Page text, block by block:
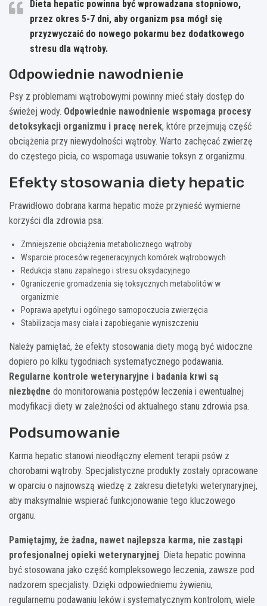
Dieta hepatic powinna być wprowadzana stopniowo,
przez okres 5-7 dni, aby organizm psa mógł się
przyzwyczaić do nowego pokarmu bez dodatkowego
stresu dla wątroby.
Odpowiednie nawodnienie
Psy z problemami wątrobowymi powinny mieć stały dostęp do
świeżej wody. Odpowiednie nawodnienie wspomaga procesy
detoksykacji organizmu i pracę nerek, które przejmują część
obciążenia przy niewydolności wątroby. Warto zachęcać zwierzę
do częstego picia, co wspomaga usuwanie toksyn z organizmu.
Efekty stosowania diety hepatic
Prawidłowo dobrana karma hepatic może przynieść wymierne
korzyści dla zdrowia psa:
Zmniejszenie obciążenia metabolicznego wątroby
Wsparcie procesów regeneracyjnych komórek wątrobowych
Redukcja stanu zapalnego i stresu oksydacyjnego
Ograniczenie gromadzenia się toksycznych metabolitów w
organizmie
Poprawa apetytu i ogólnego samopoczucia zwierzęcia
Stabilizacja masy ciała i zapobieganie wyniszczeniu
Należy pamiętać, że efekty stosowania diety mogą być widoczne
dopiero po kilku tygodniach systematycznego podawania.
Regularne kontrole weterynaryjne i badania krwi są
niezbędne do monitorowania postępów leczenia i ewentualnej
modyfikacji diety w zależności od aktualnego stanu zdrowia psa.
Podsumowanie
Karma hepatic stanowi nieodłączny element terapii psów z
chorobami wątroby. Specjalistyczne produkty zostały opracowane
w oparciu o najnowszą wiedzę z zakresu dietetyki weterynaryjnej,
aby maksymalnie wspierać funkcjonowanie tego kluczowego
organu.
Pamiętajmy, że żadna, nawet najlepsza karma, nie zastąpi
profesjonalnej opieki weterynaryjnej. Dieta hepatic powinna
być stosowana jako część kompleksowego leczenia, zawsze pod
nadzorem specjalisty. Dzięki odpowiedniemu żywieniu,
regularnemu podawaniu leków i systematycznym kontrolom, wiele